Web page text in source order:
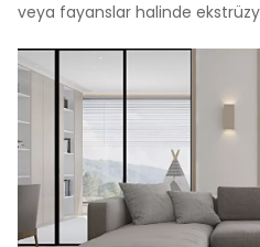
veya fayanslar halinde